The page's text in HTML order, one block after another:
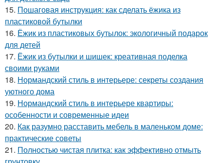
15. Пошаговая инструкция: как сделать ёжика из
пластиковой бутылки
16. Ёжик из пластиковых бутылок: экологичный подарок
для детей
17. Ёжик из бутылки и шишек: креативная поделка
своими руками
18. Нормандский стиль в интерьере: секреты создания
уютного дома
19. Нормандский стиль в интерьере квартиры:
особенности и современные идеи
20. Как разумно расставить мебель в маленьком доме:
практические советы
21. Полностью чистая плитка: как эффективно отмыть